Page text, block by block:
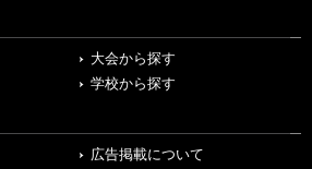
大会から探す
学校から探す
広告掲載について